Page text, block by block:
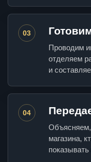
03
Проводим
отделяем
и
04
Объясняем,
магазина,
показывать